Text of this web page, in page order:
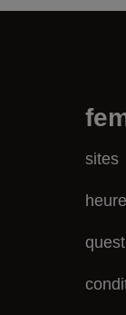
sites